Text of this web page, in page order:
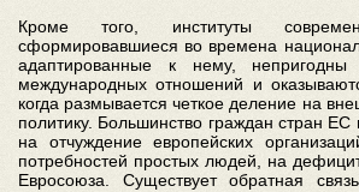
Кроме того, институты
сформировавшиеся во времена
адаптированные к нему, непригодны
международных отношений и
когда размывается четкое деление на
политику. Большинство граждан стран ЕС
на отчуждение европейских
потребностей простых людей, на
Евросоюза. Существует обратная